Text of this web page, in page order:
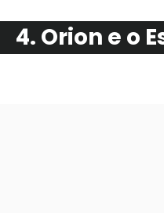
4. Orion e o